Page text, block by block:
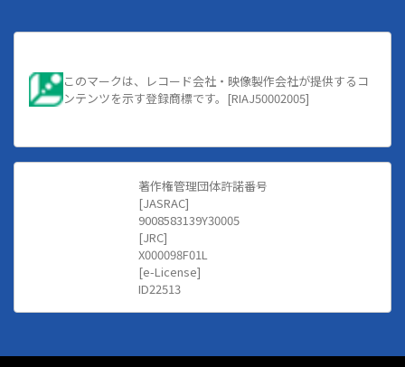
このマークは、レコード会社・映像製作会社が提供するコ
ンテンツを示す登録商標です。[RIAJ50002005]
著作権管理団体許諾番号
[JASRAC]
9008583139Y30005
[JRC]
X000098F01L
[e-License]
ID22513